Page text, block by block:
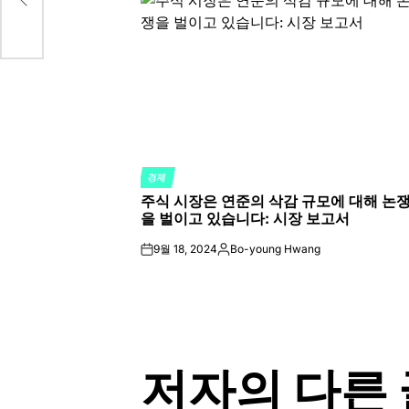
POSTED
IN
경제
주식 시장은 연준의 삭감 규모에 대해 논
을 벌이고 있습니다: 시장 보고서
on9월 18, 2024Posted
Bo-young Hwang
저자의 다른